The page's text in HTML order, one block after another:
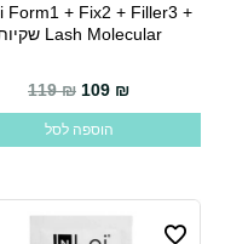
Form1 + Fix2 + Filler3 +
Lash Molecular שקיות
119₪ 109 ₪
הוספה לסל